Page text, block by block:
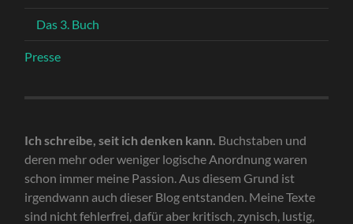
Das 3. Buch
Presse
Ich schreibe, seit ich denken kann. Buchstaben und
deren mehr oder weniger logische Anordnung waren
schon immer meine Passion. Aus diesem Grund ist
irgendwann auch dieser Blog entstanden. Meine Texte
sind nicht fehlerfrei, dafür aber kritisch, zynisch, lustig,